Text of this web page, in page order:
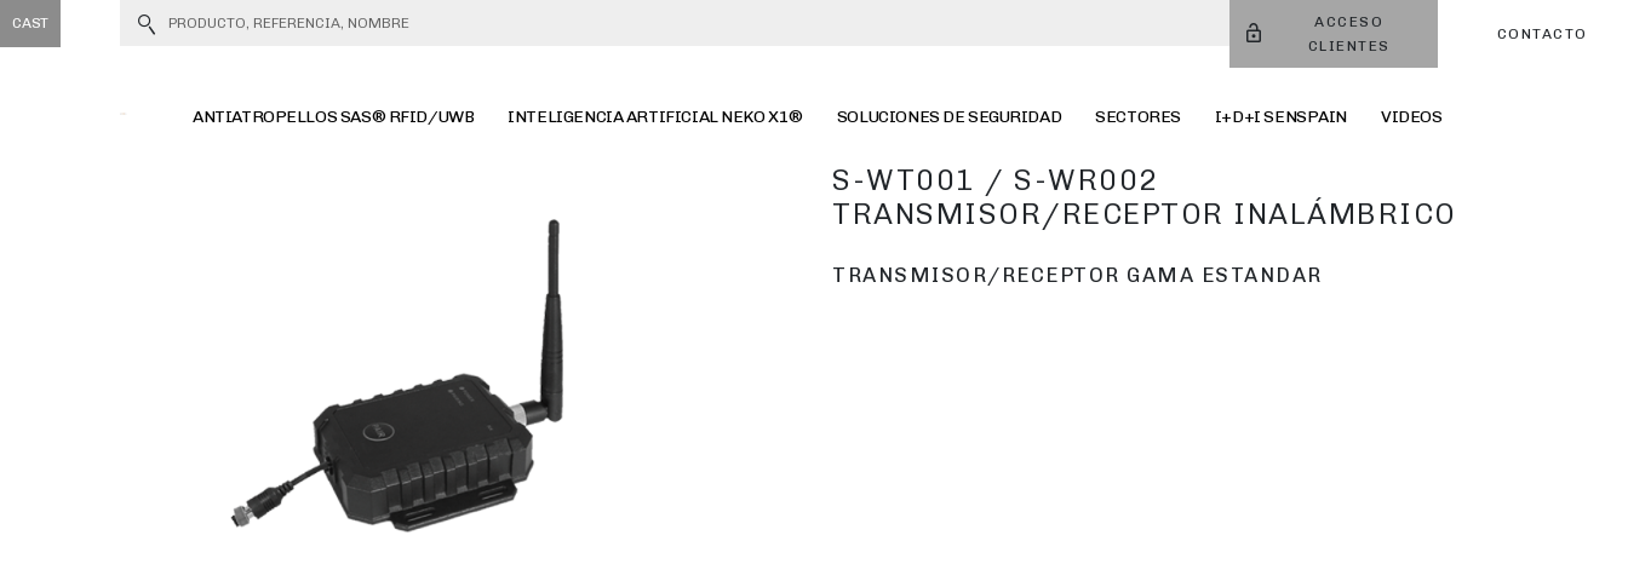
CAST
ACCESO
CLIENTES
CONTACTO
ANTIATROPELLOS SAS® RFID/UWB INTELIGENCIA ARTIFICIAL NEKO X1® SOLUCIONES DE SEGURIDAD SECTORES I+D+I SENSPAIN VIDEOS
S-WT001 / S-WR002
TRANSMISOR/RECEPTOR INALÁMBRICO
TRANSMISOR/RECEPTOR GAMA ESTANDAR